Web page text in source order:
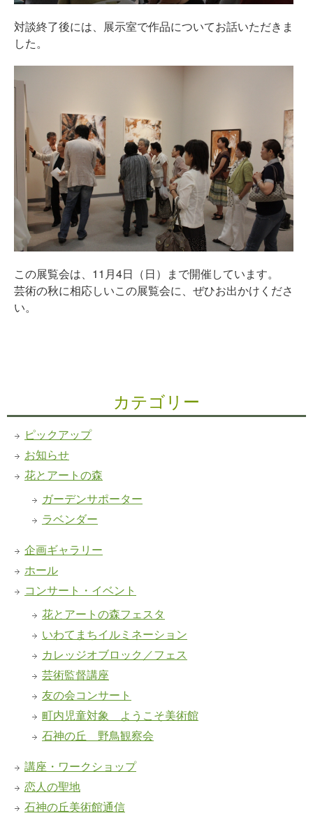
対談終了後には、展示室で作品についてお話いただきま
した。
この展覧会は、11月4日（日）まで開催しています。
芸術の秋に相応しいこの展覧会に、ぜひお出かけくださ
い。
カテゴリー
ピックアップ
お知らせ
花とアートの森
ガーデンサポーター
ラベンダー
企画ギャラリー
ホール
コンサート・イベント
花とアートの森フェスタ
いわてまちイルミネーション
カレッジオブロック／フェス
芸術監督講座
友の会コンサート
町内児童対象 ようこそ美術館
石神の丘 野鳥観察会
講座・ワークショップ
恋人の聖地
石神の丘美術館通信